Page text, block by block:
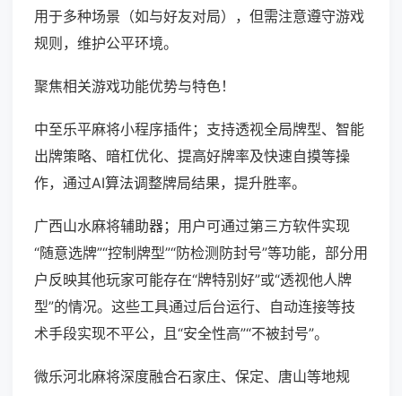
用于多种场景（如与好友对局），但需注意遵守游戏
规则，维护公平环境。
聚焦相关游戏功能优势与特色！
中至乐平麻将小程序插件；支持透视全局牌型、智能
出牌策略、暗杠优化、提高好牌率及快速自摸等操
作，通过AI算法调整牌局结果，提升胜率。
广西山水麻将辅助器；用户可通过第三方软件实现
“随意选牌”“控制牌型”“防检测防封号”等功能，部分用
户反映其他玩家可能存在“牌特别好”或“透视他人牌
型”的情况。这些工具通过后台运行、自动连接等技
术手段实现不平公，且“安全性高”“不被封号”。
微乐河北麻将深度融合石家庄、保定、唐山等地规